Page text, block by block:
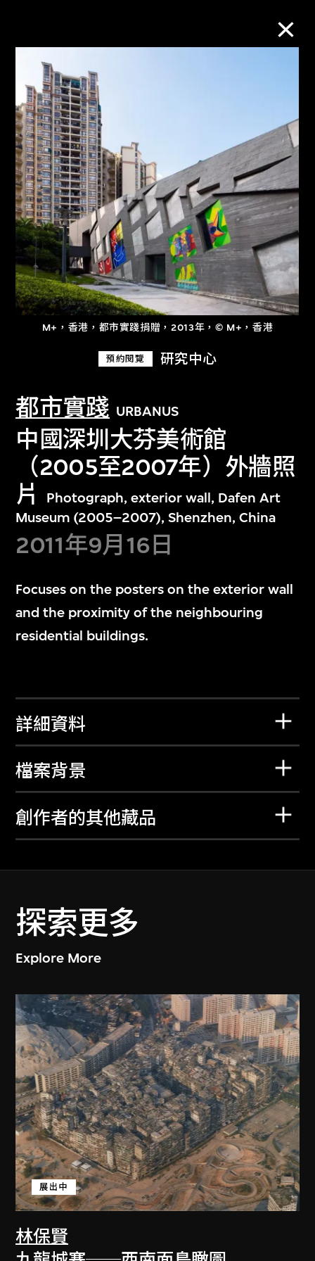
M+，香港，都市實踐捐贈，2013年，© M+，香港
預約閱覽 研究中心
都市實踐 URBANUS
中國深圳大芬美術館
（2005至2007年）外牆照
片
Photograph, exterior wall, Dafen Art
Museum (2005–2007), Shenzhen, China
2011年9月16日
Focuses on the posters on the exterior wall
and the proximity of the neighbouring
residential buildings.
詳細資料
檔案背景
創作者的其他藏品
探索更多
Explore More
林保賢
展出中
進一步篩選 搜索
關於M+藏品
探索世界頂級的二十及二十一世紀視覺
文化藏品。